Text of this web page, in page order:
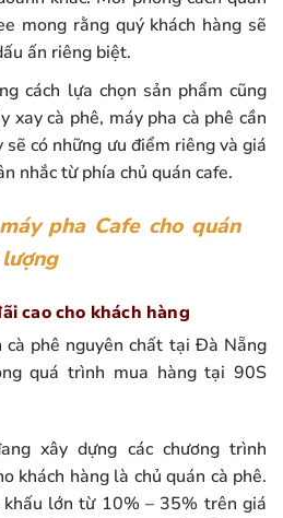
mong rằng quý khách hàng sẽ
ấn riêng biệt.
cách lựa chọn sản phẩm cũng
xay cà phê, máy pha cà phê cần
có những ưu điểm riêng và giá
nhắc từ phía chủ quán cafe.
pha Cafe cho quán
cao cho khách hàng
cà phê nguyên chất tại Đà Nẵng
quá trình mua hàng tại 90S
xây dựng các chương trình
khách hàng là chủ quán cà phê.
lớn từ 10% – 35% trên giá